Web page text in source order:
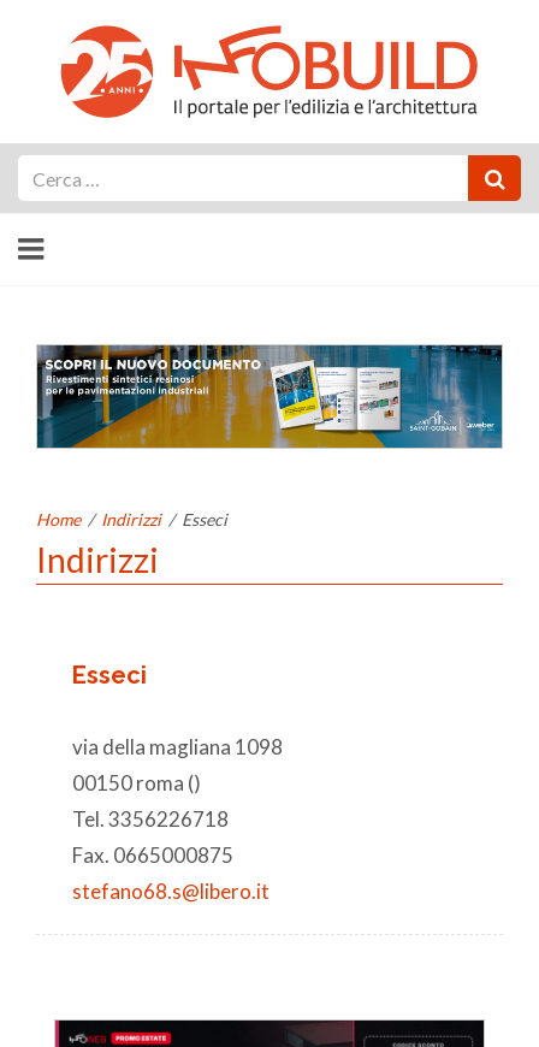
Home / Indirizzi / Esseci
Indirizzi
Esseci
via della magliana 1098
00150 roma ()
Tel. 3356226718
Fax. 0665000875
stefano68.s@libero.it